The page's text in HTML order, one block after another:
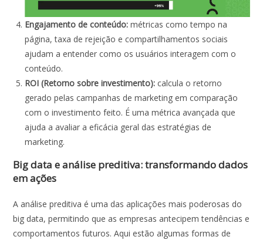
Engajamento de conteúdo: métricas como tempo na
página, taxa de rejeição e compartilhamentos sociais
ajudam a entender como os usuários interagem com o
conteúdo.
ROI (Retorno sobre investimento): calcula o retorno
gerado pelas campanhas de marketing em comparação
com o investimento feito. É uma métrica avançada que
ajuda a avaliar a eficácia geral das estratégias de
marketing.
Big data e análise preditiva: transformando dados
em ações
A análise preditiva é uma das aplicações mais poderosas do
big data, permitindo que as empresas antecipem tendências e
comportamentos futuros. Aqui estão algumas formas de